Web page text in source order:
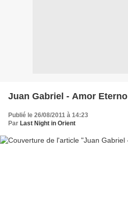
Juan Gabriel - Amor Eterno
Publié le 26/08/2011 à 14:23
Par Last Night in Orient